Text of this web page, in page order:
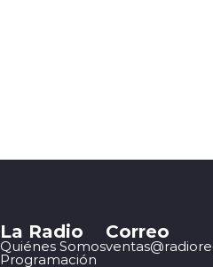
La Radio
Quiénes Somos
Programación
Correo